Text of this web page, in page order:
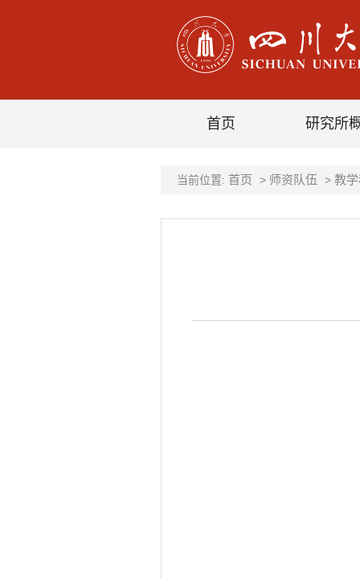
首页 研究所
当前位置: 首页 > 师资队伍 > 教